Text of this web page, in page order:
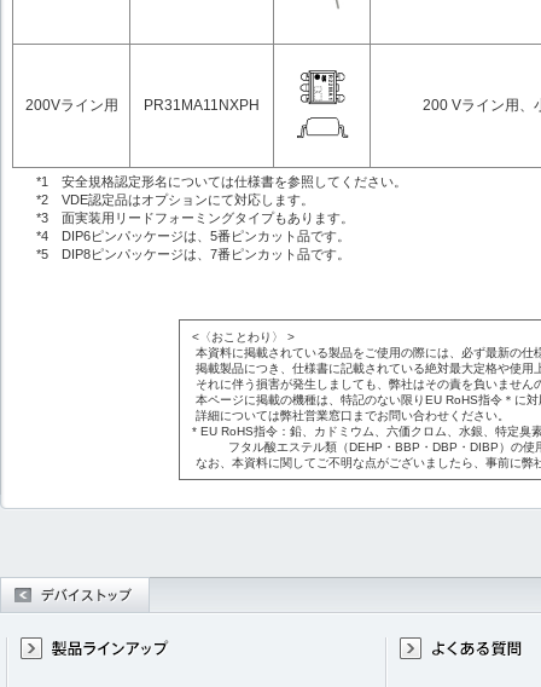
200Vライン用 PR31MA11NXPH 200 Vライン用、
*1 安全規格認定形名については仕様書を参照してください。
*2 VDE認定品はオプションにて対応します。
*3 面実装用リードフォーミングタイプもあります。
*4 DIP6ピンパッケージは、5番ピンカット品です。
*5 DIP8ピンパッケージは、7番ピンカット品です。
<〈おことわり〉 >
本資料に掲載されている製品をご使用の際には、必ず最新の
掲載製品につき、仕様書に記載されている絶対最大定格や使
それに伴う損害が発生しましても、弊社はその責を負いません
本ページに掲載の機種は、特記のない限りEU RoHS指令＊に
詳細については弊社営業窓口までお問い合わせください。
* EU RoHS指令：鉛、カドミウム、六価クロム、水銀、特定臭
フタル酸エステル類（DEHP・BBP・DBP・DIBP）の使
なお、本資料に関してご不明な点がございましたら、事前に